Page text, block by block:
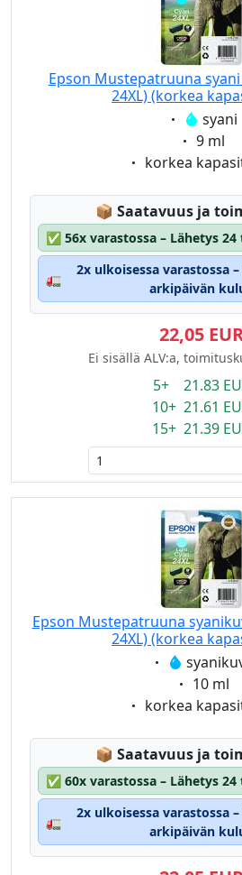
Epson Mustepatruuna syani
24XL) (korkea
Eigenschaft:
syani
9 ml
Eigenschaft:
korkea
📦 Lagerstatus:
Saatavuus ja
✅ 56x varastossa – Lähetys
🚛
2x ulkoisessa varastossa
arkipäivän
22,05
Ei sisällä ALV:a,
5+ 21.83
10+ 21.61
15+ 21.39
Epson Mustepatruuna
24XL) (korkea
Eigenschaft:
10 ml
Eigenschaft:
korkea
📦 Lagerstatus:
Saatavuus ja
✅ 60x varastossa – Lähetys
🚛
2x ulkoisessa varastossa
arkipäivän